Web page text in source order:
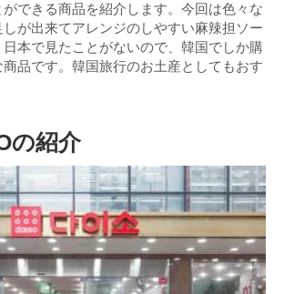
できる商品を紹介します。今回は色々な
しが出来てアレンジのしやすい麻辣担ソー
日本で見たことがないので、韓国でしか購
商品です。韓国旅行のお土産としてもおす
の紹介